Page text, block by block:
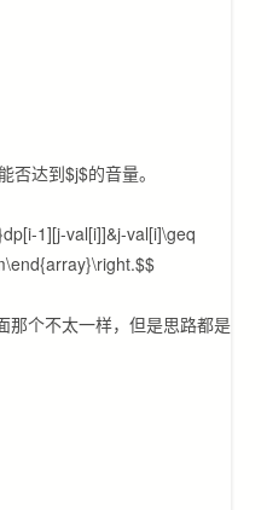
否达到$j$的音量。
1][j-val[i]]&j-val[i]\geq
那个不太一样，但是思路都是